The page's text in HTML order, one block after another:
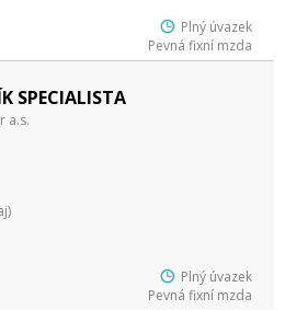
Plný úvazek
Pevná fixní mzda
SPECIALISTA
a.s.
Plný úvazek
Pevná fixní mzda